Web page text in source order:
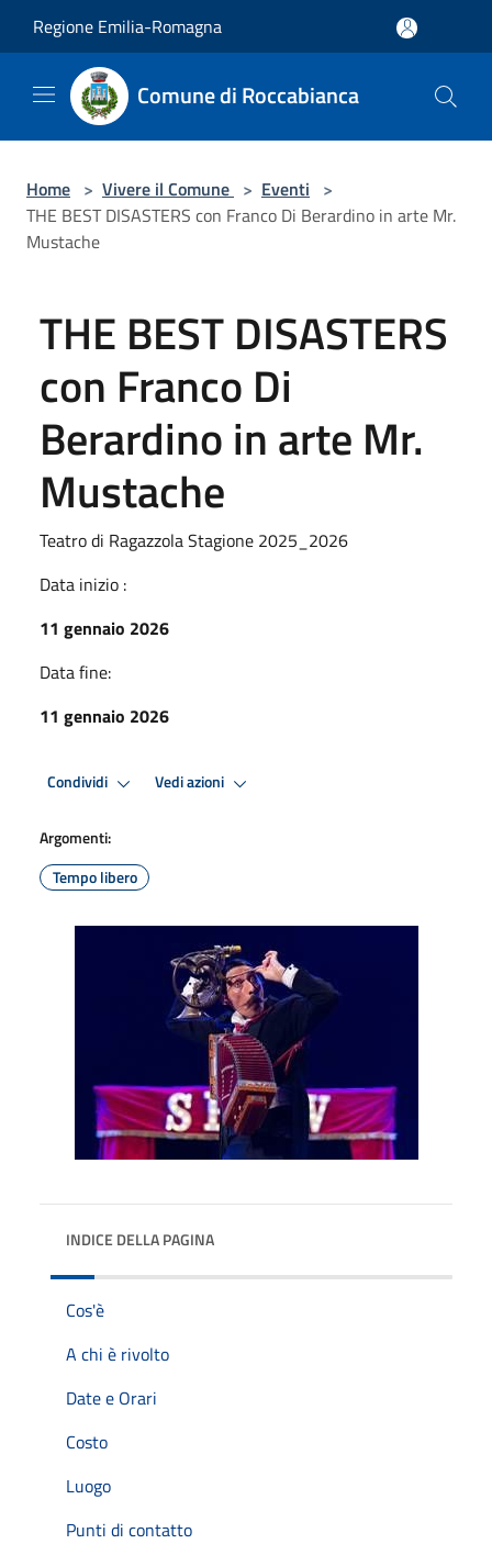
Regione Emilia-Romagna
Comune di Roccabianca
Home > Vivere il Comune > Eventi >
THE BEST DISASTERS con Franco Di Berardino in arte Mr.
Mustache
THE BEST DISASTERS
con Franco Di
Berardino in arte Mr.
Mustache
Teatro di Ragazzola Stagione 2025_2026
Data inizio :
11 gennaio 2026
Data fine:
11 gennaio 2026
Condividi Vedi azioni
Argomenti:
Tempo libero
INDICE DELLA PAGINA
Cos'è
A chi è rivolto
Date e Orari
Costo
Luogo
Punti di contatto